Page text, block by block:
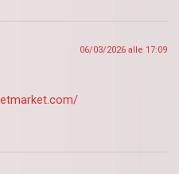
06/03/2026 alle 17:09